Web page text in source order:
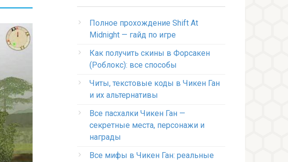
Полное прохождение Shift At
Midnight — гайд по игре
Как получить скины в Форсакен
(Роблокс): все способы
Читы, текстовые коды в Чикен Ган
и их альтернативы
Все пасхалки Чикен Ган —
секретные места, персонажи и
награды
Все мифы в Чикен Ган: реальные